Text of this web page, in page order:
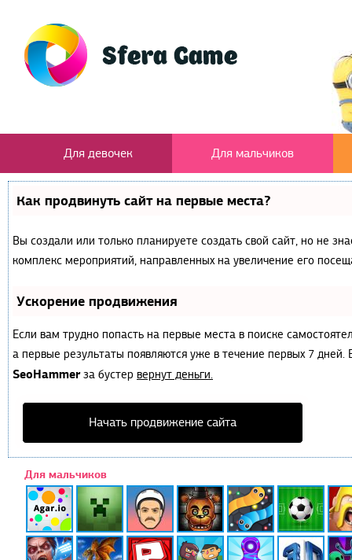
Для девочек Для мальчиков
Как продвинуть сайт на первые места?
Вы создали или только планируете создать свой сайт, но не
комплекс мероприятий, направленных на увеличение его
Ускорение продвижения
Если вам трудно попасть на первые места в поиске
а первые результаты появляются уже в течение первых 7
SeoHammerза бустер вернут деньги.
Начать продвижение сайта
Для мальчиков